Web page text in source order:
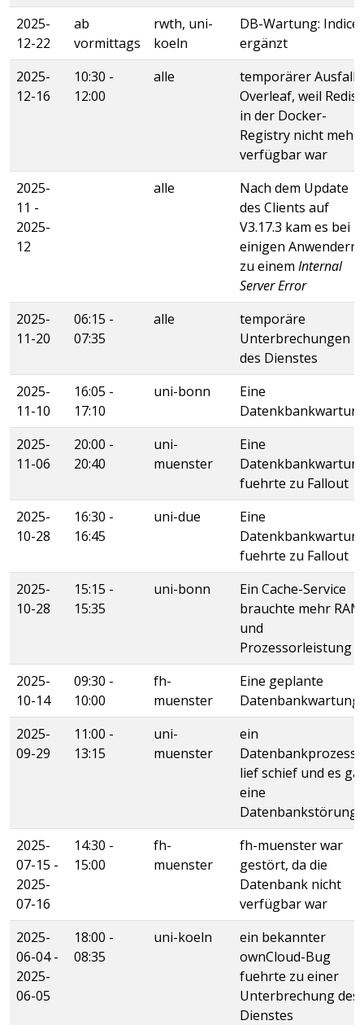
2025-
12-22
ab
vormittags
rwth, uni-
koeln
DB-Wartung:
ergänzt
2025-
12-16
10:30 -
12:00
alle
temporärer Ausfall
Overleaf, weil Redis
in der Docker-
Registry nicht mehr
verfügbar war
2025-
11 -
2025-
12
alle
Nach dem Update
des Clients auf
V3.17.3 kam es bei
einigen Anwendern
zu einem Internal
Server Error
2025-
11-20
06:15 -
07:35
alle
temporäre
Unterbrechungen
des Dienstes
2025-
11-10
16:05 -
17:10
uni-bonn
Eine
2025-
11-06
20:00 -
20:40
uni-
muenster
Eine
fuehrte zu Fallout
2025-
10-28
16:30 -
16:45
uni-due
Eine
fuehrte zu Fallout
2025-
10-28
15:15 -
15:35
uni-bonn
Ein Cache-Service
brauchte mehr RAM
und
Prozessorleistung
2025-
10-14
09:30 -
10:00
fh-
muenster
Eine geplante
Datenbankwartung
2025-
09-29
11:00 -
13:15
uni-
muenster
ein
Datenbankprozess
lief schief und es
eine
Datenbankstörung
2025-
07-15 -
2025-
07-16
14:30 -
15:00
fh-
muenster
fh-muenster war
gestört, da die
Datenbank nicht
verfügbar war
2025-
06-04 -
2025-
06-05
18:00 -
08:35
uni-koeln
ein bekannter
ownCloud-Bug
fuehrte zu einer
Unterbrechung des
Dienstes